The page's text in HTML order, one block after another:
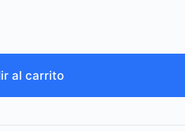
al carrito